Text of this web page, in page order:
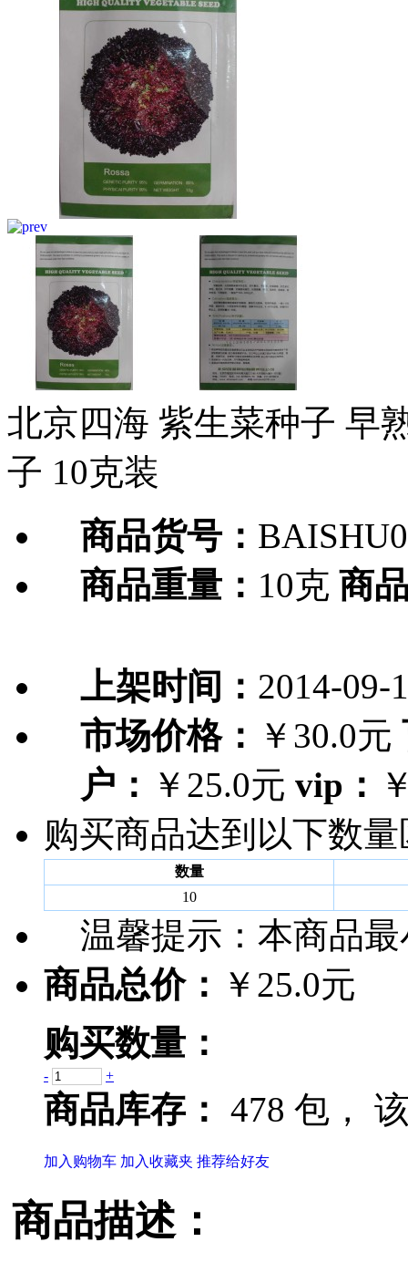
北京四海 紫生菜种子 早
子 10克装
商品货号：
商品重量： 10克 商
上架时间： 2014-09-
市场价格： ￥30.0元
户： ￥25.0元 vip：
购买商品达到以下数
数量
10
温馨提示： 本商品
商品总价： ￥25.0元
购买数量：
- +
商品库存： 478 包，
加入购物车 加入收藏夹 推荐给好友
商品描述：